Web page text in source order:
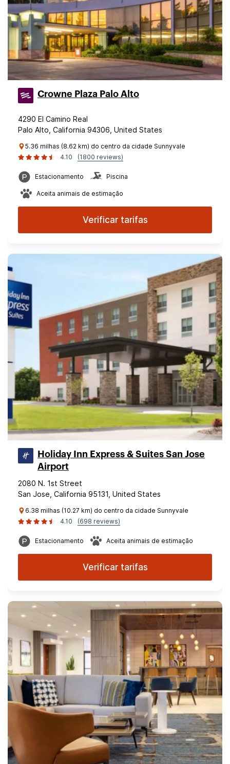
Crowne Plaza Palo Alto
4290 El Camino Real
Palo Alto, California 94306, United States
5.36 milhas (8.62 km) do centro da cidade Sunnyvale
4.10
(1800 reviews)
Estacionamento Piscina
Aceita animais de estimação
Verificar tarifas
Holiday Inn Express & Suites San Jose
Airport
2080 N. 1st Street
San Jose, California 95131, United States
6.38 milhas (10.27 km) do centro da cidade Sunnyvale
4.10
(698 reviews)
Estacionamento Aceita animais de estimação
Verificar tarifas